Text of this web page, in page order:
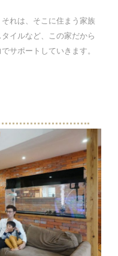
れは、そこに住まう家族
イルなど、この家だから
サポートしていきます。